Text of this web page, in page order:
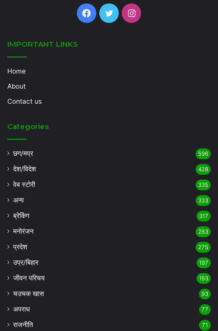
Facebook
TwitterInstagram
IMPORTANT LINKS
Home
About
Contact us
Categories
छग/मप्र 596
देश/विदेश 428
वेब स्टोरी 335
अन्य 333
ब्रेकिंग 317
मनोरंजन 283
प्रदेश 275
उप्र/बिहार 197
जीवन परिचय 193
चउचक खास 93
अपराध 77
राजनीति 71